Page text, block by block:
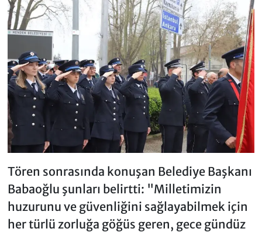
Tören sonrasında konuşan Belediye Başkanı
Babaoğlu şunları belirtti: "Milletimizin
huzurunu ve güvenliğini sağlayabilmek için
her türlü zorluğa göğüs geren, gece gündüz